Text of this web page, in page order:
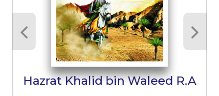
Hazrat Khalid bin Waleed R.A